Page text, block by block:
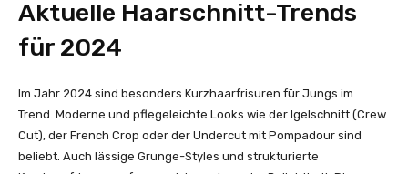
Aktuelle Haarschnitt-Trends
für 2024
Im Jahr 2024 sind besonders Kurzhaarfrisuren für Jungs im
Trend. Moderne und pflegeleichte Looks wie der Igelschnitt (Crew
Cut), der French Crop oder der Undercut mit Pompadour sind
beliebt. Auch lässige Grunge-Styles und strukturierte